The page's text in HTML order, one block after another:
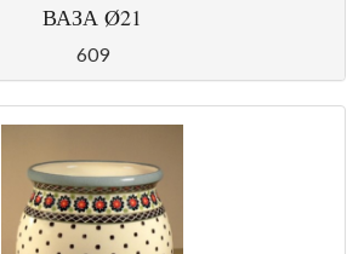
ВАЗА Ø21
609